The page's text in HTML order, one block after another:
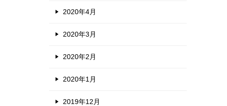
2020年4月
2020年3月
2020年2月
2020年1月
2019年12月